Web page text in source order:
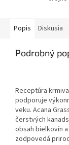
Popis Diskusia
Podrobný
Receptúra
podporuje
veku. Acana
čerstvých
obsah bielkovín
zodpovedá